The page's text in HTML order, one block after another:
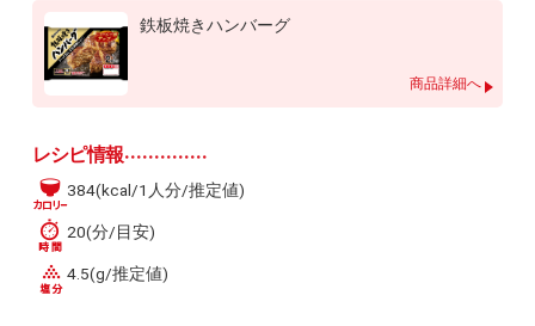
鉄板焼きハンバーグ
商品詳細へ
レシピ情報
384(kcal/1人分/推定値)
20(分/目安)
4.5(g/推定値)